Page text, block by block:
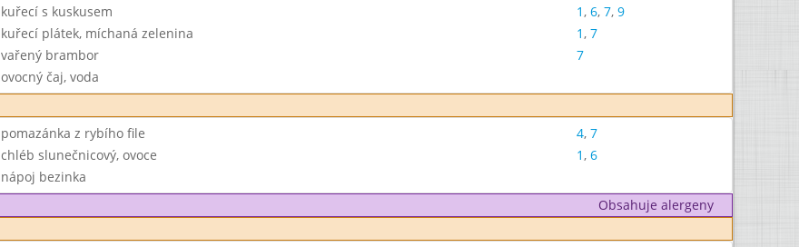
kuřecí s kuskusem 1, 6, 7, 9
kuřecí plátek, míchaná zelenina 1, 7
vařený brambor
7
ovocný čaj, voda
pomazánka z rybího file 4, 7
chléb slunečnicový, ovoce 1, 6
nápoj bezinka
Obsahuje alergeny